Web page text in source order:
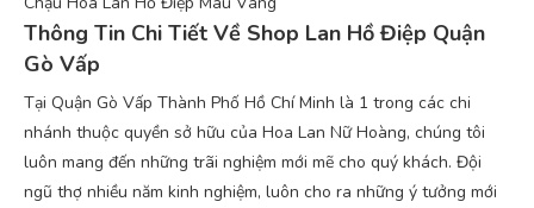
Thông Tin Chi Tiết Về Shop Lan Hồ Điệp Quận
Gò Vấp
Tại Quận Gò Vấp Thành Phố Hồ Chí Minh là 1 trong các chi
nhánh thuộc quyền sở hữu của Hoa Lan Nữ Hoàng, chúng tôi
luôn mang đến những trãi nghiệm mới mẽ cho quý khách. Đội
ngũ thợ nhiều năm kinh nghiệm, luôn cho ra những ý tưởng mới